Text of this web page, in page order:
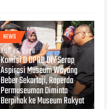
NEWS
AUG 05, 2026
Komisi D DPRD DIY Serap
Aspirasi Museum Wayang
Beber Sekartaji, Raperda
Permuseuman Diminta
Berpihak ke Museum Rakyat